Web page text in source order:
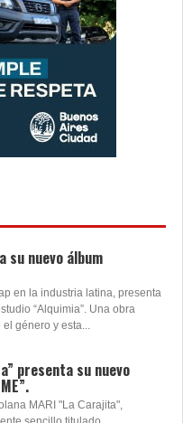
su nuevo álbum
en la industria latina, presenta
“Alquimia”. Una obra
género y esta...
presenta su nuevo
MARI "La Carajita",